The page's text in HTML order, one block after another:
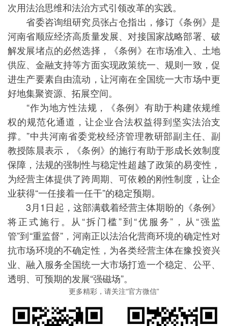
次用法治思维和法治方式引领改革的实践。
省委咨询组研究员张占仓指出，修订《条例》是
河南省顺应经济高质量发展、对接国家战略部署、破
解发展堵点的必然选择，《条例》在市场准入、土地
供应、金融支持等方面实现政策统一、规则一致，促
进生产要素自由流动，让河南在全国统一大市场中更
好地集聚资源、拓展空间。
“作为地方性法规，《条例》有助于构建依规维
权的规范化通道，让企业合法权益得到坚实法治支
撑。”中共河南省委党校经济管理教研部副主任、副
教授陈晨表示，《条例》的施行有助于形成长效制度
保障，法规的强制性与稳定性超越了政策的易变性，
为经营主体提供了跨周期、可依赖的刚性制度，让企
业获得“一任接着一任干”的稳定预期。
3月1日起，这部满载着经营主体期盼的《条例》
将正式施行。从“拆门槛”到“优服务”，从“强监
管”到“重监督”，河南正以法治化营商环境的确定性对
抗市场环境的不确定性，为各类经营主体在豫投资兴
业、融入服务全国统一大市场打造一个稳定、公平、
透明、可预期的发展“强磁场”。
更多精彩，请关注“官方微信”